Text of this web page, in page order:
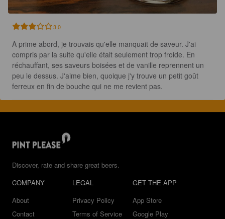
3.0
A prime abord, je trouvais qu'elle manquait de saveur. J'ai
compris par la suite qu'elle était seulement trop froide. En
réchauffant, ses saveurs boisées et de vanille reprennent un
peu le dessus. J'aime bien, quoique j'y trouve un petit goût
ferreux en fin de bouche qui ne me revient pas.
Discover, rate and share great beers.
COMPANY
About
Contact
LEGAL
Privacy Policy
Terms of Service
GET THE APP
App Store
Google Play